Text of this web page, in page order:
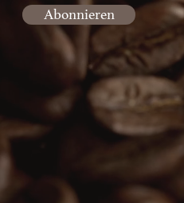
Abonnieren